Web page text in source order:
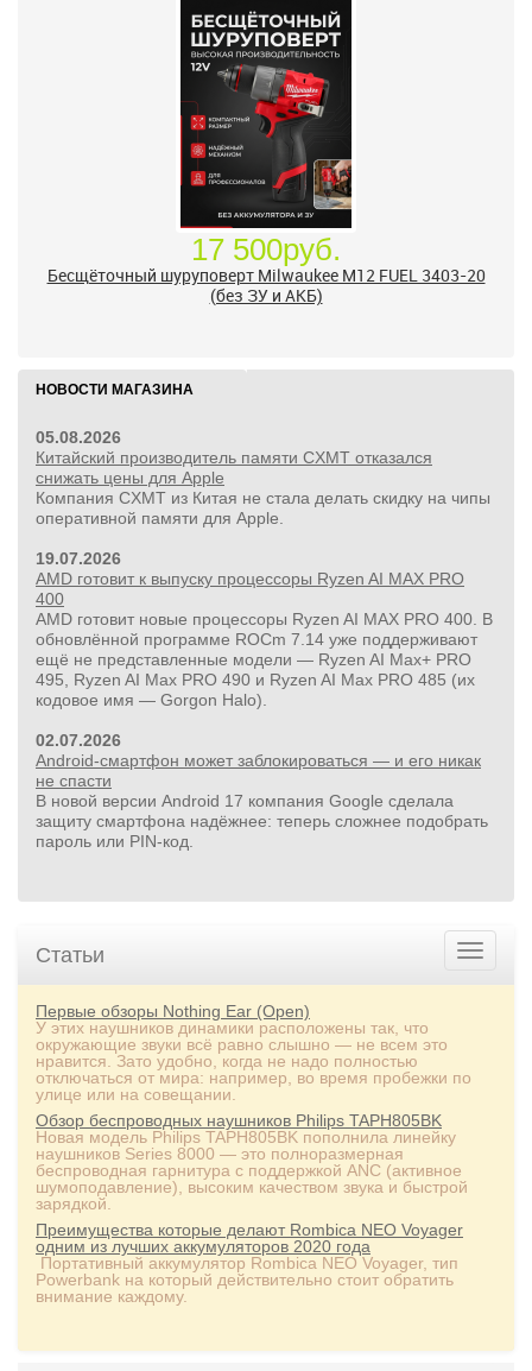
17 500руб.
Бесщёточный шуруповерт Milwaukee M12 FUEL 3403-20
(без ЗУ и АКБ)
НОВОСТИ МАГАЗИНА
05.08.2026
Китайский производитель памяти CXMT отказался
снижать цены для Apple
Компания CXMT из Китая не стала делать скидку на чипы
оперативной памяти для Apple.
19.07.2026
AMD готовит к выпуску процессоры Ryzen AI MAX PRO
400
AMD готовит новые процессоры Ryzen AI MAX PRO 400. В
обновлённой программе ROCm 7.14 уже поддерживают
ещё не представленные модели — Ryzen AI Max+ PRO
495, Ryzen AI Max PRO 490 и Ryzen AI Max PRO 485 (их
кодовое имя — Gorgon Halo).
02.07.2026
Android-смартфон может заблокироваться — и его никак
не спасти
В новой версии Android 17 компания Google сделала
защиту смартфона надёжнее: теперь сложнее подобрать
пароль или PIN‑код.
Статьи
Первые обзоры Nothing Ear (Open)
У этих наушников динамики расположены так, что
окружающие звуки всё равно слышно — не всем это
нравится. Зато удобно, когда не надо полностью
отключаться от мира: например, во время пробежки по
улице или на совещании.
Обзор беспроводных наушников Philips TAPH805BK
Новая модель Philips TAPH805BK пополнила линейку
наушников Series 8000 — это полноразмерная
беспроводная гарнитура с поддержкой ANC (активное
шумоподавление), высоким качеством звука и быстрой
зарядкой.
Преимущества которые делают Rombica NEO Voyager
одним из лучших аккумуляторов 2020 года
Портативный аккумулятор Rombica NEO Voyager, тип
Powerbank на который действительно стоит обратить
внимание каждому.